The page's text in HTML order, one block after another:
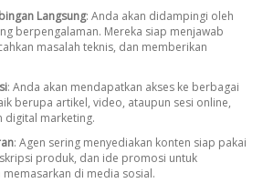
Langsung: Anda akan didampingi oleh
berpengalaman. Mereka siap menjawab
masalah teknis, dan memberikan
: Anda akan mendapatkan akses ke berbagai
berupa artikel, video, ataupun sesi online,
digital marketing.
: Agen sering menyediakan konten siap pakai
produk, dan ide promosi untuk
di media sosial.